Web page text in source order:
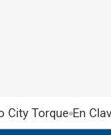
City Torque En